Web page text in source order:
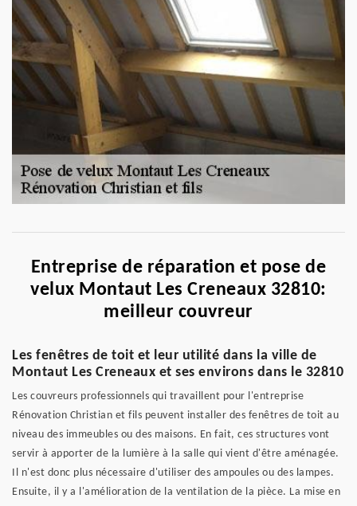
Entreprise de réparation et pose de
velux Montaut Les Creneaux 32810:
meilleur couvreur
Les fenêtres de toit et leur utilité dans la ville de
Montaut Les Creneaux et ses environs dans le 32810
Les couvreurs professionnels qui travaillent pour l'entreprise
Rénovation Christian et fils peuvent installer des fenêtres de toit au
niveau des immeubles ou des maisons. En fait, ces structures vont
servir à apporter de la lumière à la salle qui vient d'être aménagée.
Il n'est donc plus nécessaire d'utiliser des ampoules ou des lampes.
Ensuite, il y a l'amélioration de la ventilation de la pièce. La mise en